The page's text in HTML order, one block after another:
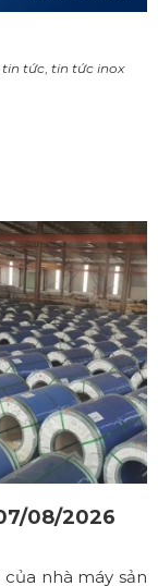
tin tức tin tức inox
08/2026
nhà máy sản